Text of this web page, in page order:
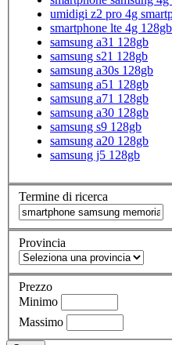
umidigi z2 pro 4g
smartphone lte 4g 128gb
samsung a31 128gb
samsung s21 128gb
samsung a30s 128gb
samsung a51 128gb
samsung a71 128gb
samsung a30 128gb
samsung s9 128gb
samsung a20 128gb
samsung j5 128gb
Termine di ricerca
Provincia
Prezzo
Minimo
Massimo